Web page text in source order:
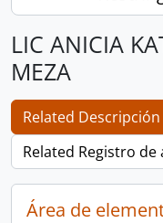
LIC ANICIA
MEZA
Related
Related Registro
Área de